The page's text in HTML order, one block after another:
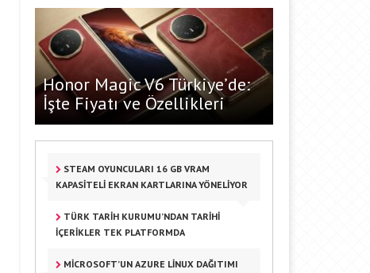
Honor Magic V6 Türkiye’de:
İşte Fiyatı ve Özellikleri
STEAM OYUNCULARI 16 GB VRAM
KAPASITELI EKRAN KARTLARINA YÖNELIYOR
TÜRK TARIH KURUMU’NDAN TARIHI
IÇERIKLER TEK PLATFORMDA
MICROSOFT’UN AZURE LINUX DAĞITIMI